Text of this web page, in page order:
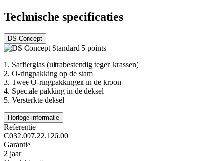
Technische specificaties
DS Concept
1. Saffierglas (ultrabestendig tegen krassen)
2. O-ringpakking op de stam
3. Twee O-ringpakkingen in de kroon
4. Speciale pakking in de deksel
5. Versterkte deksel
Horloge informatie
Referentie
C032.007.22.126.00
Garantie
2 jaar